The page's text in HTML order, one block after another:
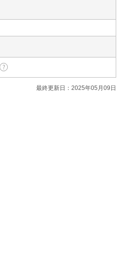
最終更新日：2025年05月09日